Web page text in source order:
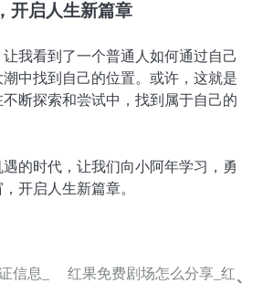
开启人生新篇章
我看到了一个普通人如何通过自己
中找到自己的位置。或许，这就是
断探索和尝试中，找到属于自己的
的时代，让我们向小阿年学习，勇
开启人生新篇章。
信息_
红果免费剧场怎么分享_红